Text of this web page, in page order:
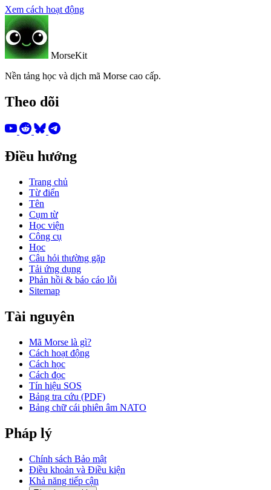
Xem cách hoạt động
MorseKit
Nền tảng học và dịch mã Morse cao cấp.
Theo dõi
Điều hướng
Trang chủ
Từ điển
Tên
Cụm từ
Học viện
Công cụ
Học
Câu hỏi thường gặp
Tải ứng dụng
Phản hồi & báo cáo lỗi
Sitemap
Tài nguyên
Mã Morse là gì?
Cách hoạt động
Cách học
Cách đọc
Tín hiệu SOS
Bảng tra cứu (PDF)
Bảng chữ cái phiên âm NATO
Pháp lý
Chính sách Bảo mật
Điều khoản và Điều kiện
Khả năng tiếp cận